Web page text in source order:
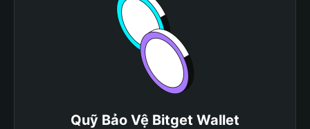
Quỹ Bảo Vệ Bitget Wallet